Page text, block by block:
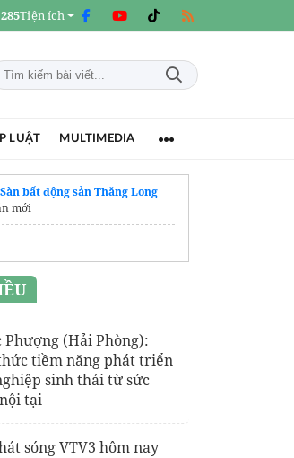
Tiện ích
LUẬT MULTIMEDIA
Sàn bất động sản Thăng Long
mới
Phượng (Hải Phòng):
tiềm năng phát triển
sinh thái từ sức
tại
sóng VTV3 hôm nay